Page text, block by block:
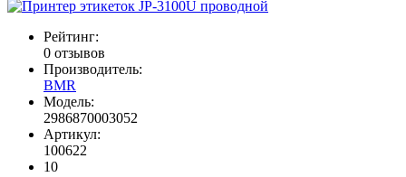
Рейтинг:
0 отзывов
Производитель:
BMR
Модель:
2986870003052
Артикул:
100622
10